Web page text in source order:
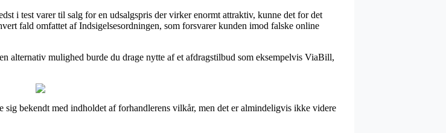
i test varer til salg for en udsalgspris der virker enormt attraktiv, kunne det for det
fald omfattet af Indsigelsesordningen, som forsvarer kunden imod falske online
alternativ mulighed burde du drage nytte af et afdragstilbud som eksempelvis ViaBill,
bekendt med indholdet af forhandlerens vilkår, men det er almindeligvis ikke videre